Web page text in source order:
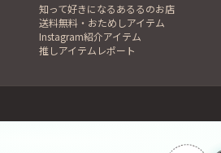
知って好きになるあるるのお店
送料無料・おためしアイテム
Instagram紹介アイテム
推しアイテムレポート